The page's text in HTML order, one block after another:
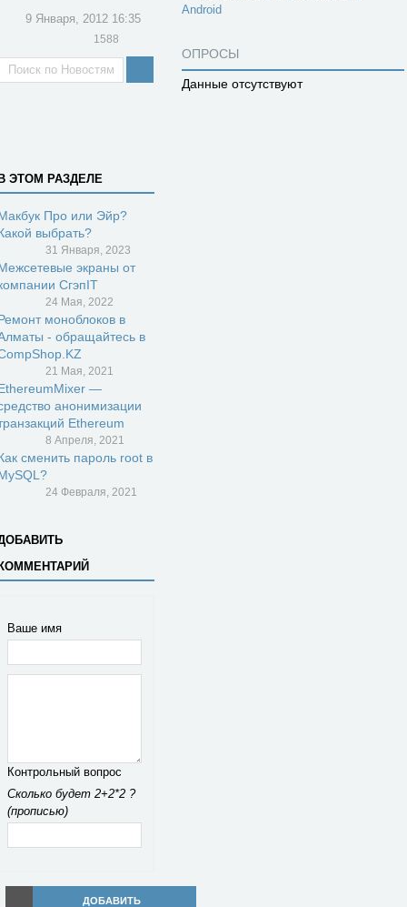
9 Января, 2012 16:35
1588
ЭТОМ РАЗДЕЛЕ
Про или Эйр?
выбрать?
31 Января, 2023
экраны от
СгэпIT
24 Мая, 2022
моноблоков в
- обращайтесь в
21 Мая, 2021
—
анонимизации
Ethereum
8 Апреля, 2021
сменить пароль root в
24 Февраля, 2021
Ваше имя
Контрольный вопрос
Сколько будет 2+2*2 ?
(прописью)
ДОБАВИТЬ
Android
ОПРОСЫ
Данные отсутствуют